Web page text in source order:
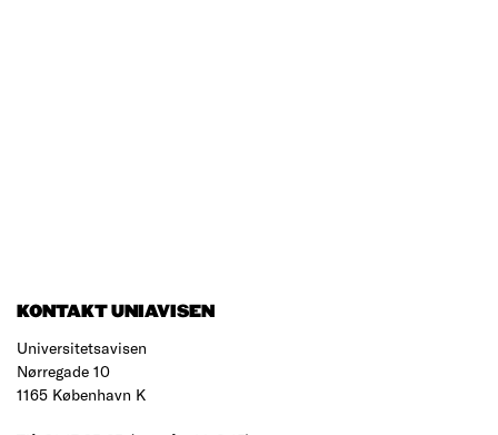
KONTAKT UNIAVISEN
Universitetsavisen
Nørregade 10
1165 København K